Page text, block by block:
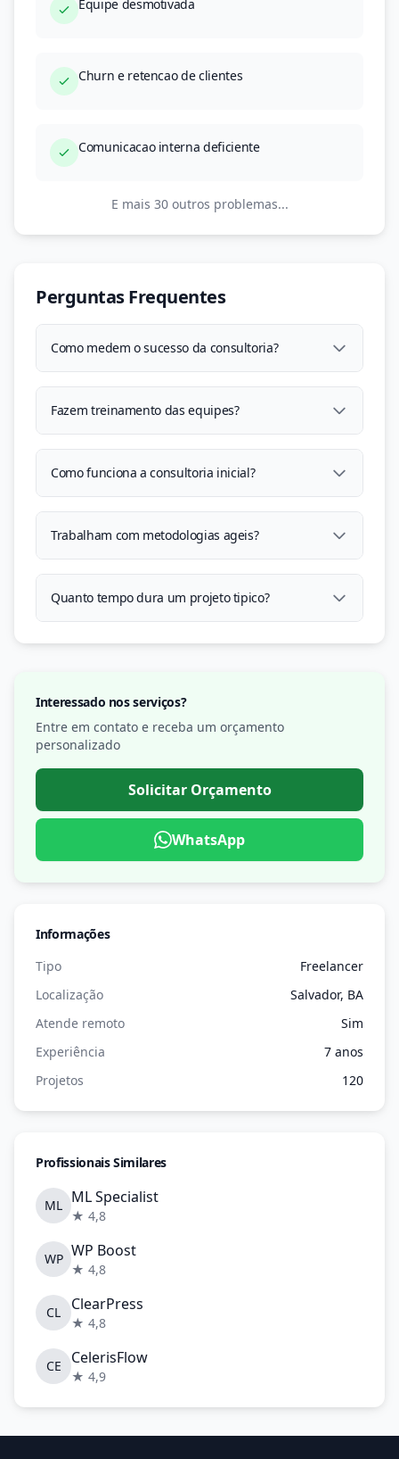
Equipe desmotivada
Churn e retencao de clientes
Comunicacao interna deficiente
E mais 30 outros problemas...
Perguntas Frequentes
Como medem o sucesso da consultoria?
Fazem treinamento das equipes?
Como funciona a consultoria inicial?
Trabalham com metodologias ageis?
Quanto tempo dura um projeto tipico?
Interessado nos serviços?
Entre em contato e receba um orçamento
personalizado
Solicitar Orçamento
WhatsApp
Informações
Tipo
Freelancer
Localização
Salvador, BA
Atende remoto
Sim
Experiência
7 anos
Projetos
120
Profissionais Similares
ML ML Specialist
★ 4,8
WP WP Boost
★ 4,8
CL ClearPress
★ 4,8
CE CelerisFlow
★ 4,9